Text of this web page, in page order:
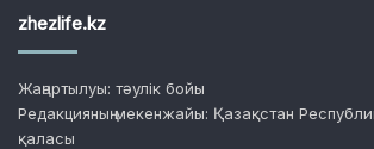
zhezlife.kz
Жаңартылуы: тәулік бойы
Редакцияның мекенжайы: Қазақстан
қаласы